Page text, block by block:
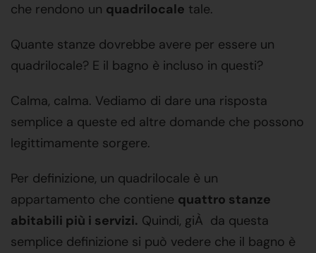
che rendono un quadrilocale tale.
Quante stanze dovrebbe avere per essere un
quadrilocale? E il bagno è incluso in questi?
Calma, calma. Vediamo di dare una risposta
semplice a queste ed altre domande che possono
legittimamente sorgere.
Per definizione, un quadrilocale è un
appartamento che contiene quattro stanze
abitabili più i servizi. Quindi, giÀ da questa
semplice definizione si può vedere che il bagno è